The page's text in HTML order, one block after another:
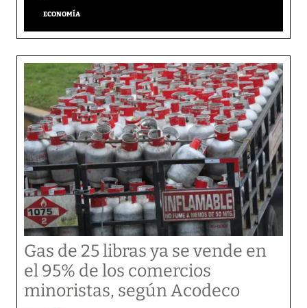
ECONOMÍA
Gas de 25 libras ya se vende en
el 95% de los comercios
minoristas, según Acodeco